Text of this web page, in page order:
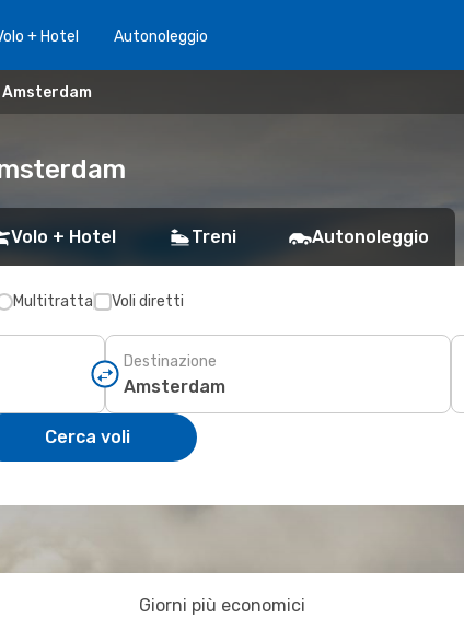
+ Hotel Autonoleggio
Volo + Hotel Treni Autonoleggio
Multitratta Voli diretti
Destinazione
Cerca voli
Giorni più economici